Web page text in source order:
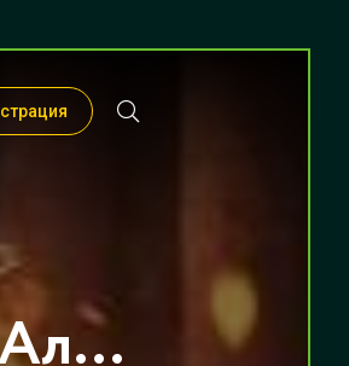
Вот ты и попалась, птичка - Алекса Йейл